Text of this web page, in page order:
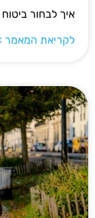
איך לבחור
לקריאת המאמר